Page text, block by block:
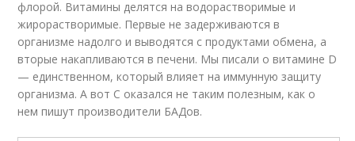
флорой. Витамины делятся на водорастворимые и
жирорастворимые. Первые не задерживаются в
организме надолго и выводятся с продуктами обмена, а
вторые накапливаются в печени. Мы писали о витамине D
— единственном, который влияет на иммунную защиту
организма. А вот С оказался не таким полезным, как о
нем пишут производители БАДов.